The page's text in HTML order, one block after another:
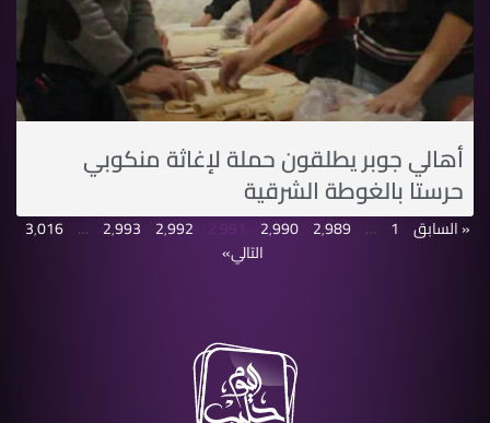
أهالي جوبر يطلقون حملة لإغاثة منكوبي
حرستا بالغوطة الشرقية
« السابق 1
… 2٬989 2٬990 2٬991 2٬992 2٬993 … 3٬016
التالي»